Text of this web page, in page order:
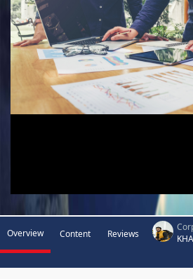
Overview Content Reviews